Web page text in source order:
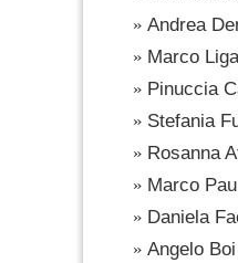
Andrea
Marco
Pinuccia
Stefania
Rosanna
Marco
Daniela
Angelo